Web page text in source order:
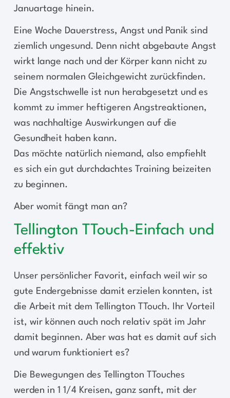
Januartage hinein.
Eine Woche Dauerstress, Angst und Panik sind
ziemlich ungesund. Denn nicht abgebaute Angst
wirkt lange nach und der Körper kann nicht zu
seinem normalen Gleichgewicht zurückfinden.
Die Angstschwelle ist nun herabgesetzt und es
kommt zu immer heftigeren Angstreaktionen,
was nachhaltige Auswirkungen auf die
Gesundheit haben kann.
Das möchte natürlich niemand, also empfiehlt
es sich ein gut durchdachtes Training beizeiten
zu beginnen.
Aber womit fängt man an?
Tellington TTouch-Einfach und
effektiv
Unser persönlicher Favorit, einfach weil wir so
gute Endergebnisse damit erzielen konnten, ist
die Arbeit mit dem Tellington TTouch. Ihr Vorteil
ist, wir können auch noch relativ spät im Jahr
damit beginnen. Aber was hat es damit auf sich
und warum funktioniert es?
Die Bewegungen des Tellington TTouches
werden in 1 1/4 Kreisen, ganz sanft, mit der